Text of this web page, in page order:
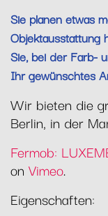
Sie planen etwas
Objektausstattung
Sie, bei der Farb-
Ihr gewünschtes
Wir bieten die
Berlin, in der
Fermob:
on Vimeo.
Eigenschaften: